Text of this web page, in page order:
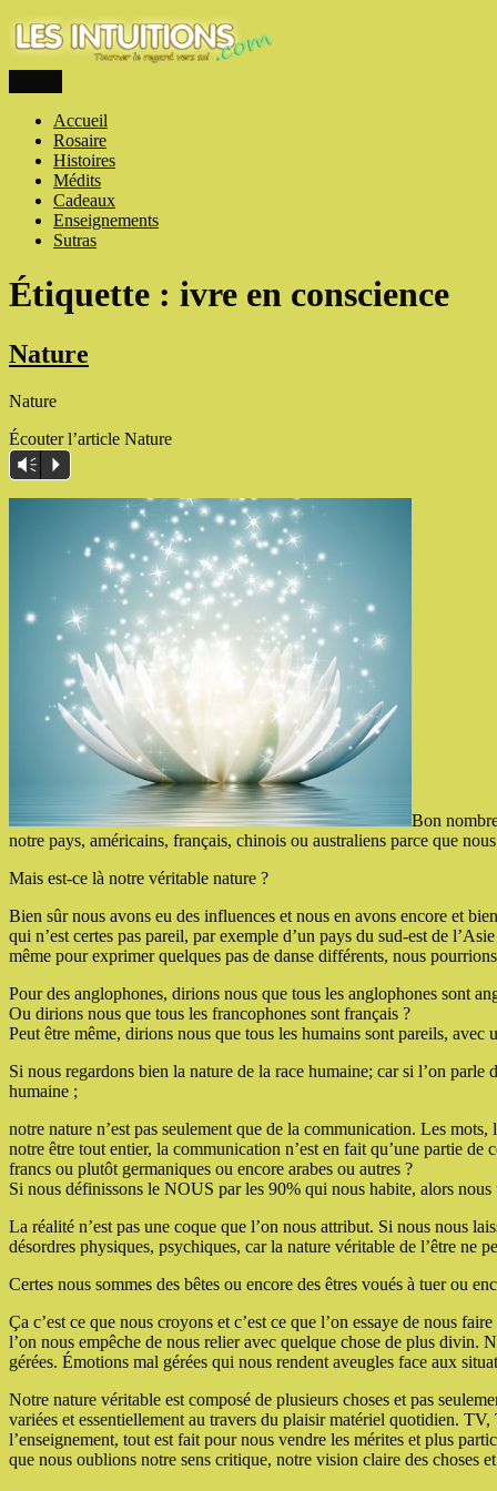
Aller
contenu
Les intuitions
Touner le regard vers soi
Accueil
Rosaire
Histoires
Médits
Cadeaux
Enseignements
Sutras
Étiquette : ivre en conscience
Nature
Nature
Écouter l’article Nature
Vm P
Bon
notre pays, américains, français, chinois ou australiens parce que
Mais est-ce là notre véritable nature ?
Bien sûr nous avons eu des influences et nous en avons encore et
qui n’est certes pas pareil, par exemple d’un pays du sud-est de
même pour exprimer quelques pas de danse différents, nous
Pour des anglophones, dirions nous que tous les anglophones sont
Ou dirions nous que tous les francophones sont français ?
Peut être même, dirions nous que tous les humains sont pareils, avec
Si nous regardons bien la nature de la race humaine; car si l’on
humaine ;
notre nature n’est pas seulement que de la communication. Les
notre être tout entier, la communication n’est en fait qu’une partie
francs ou plutôt germaniques ou encore arabes ou autres ?
Si nous définissons le NOUS par les 90% qui nous habite, alors
La réalité n’est pas une coque que l’on nous attribut. Si nous nous
désordres physiques, psychiques, car la nature véritable de l’être ne
Certes nous sommes des bêtes ou encore des êtres voués à tuer ou
Ça c’est ce que nous croyons et c’est ce que l’on essaye de nous
l’on nous empêche de nous relier avec quelque chose de plus divin.
gérées. Émotions mal gérées qui nous rendent aveugles face aux
Notre nature véritable est composé de plusieurs choses et pas
variées et essentiellement au travers du plaisir matériel quotidien.
l’enseignement, tout est fait pour nous vendre les mérites et plus
que nous oublions notre sens critique, notre vision claire des choses